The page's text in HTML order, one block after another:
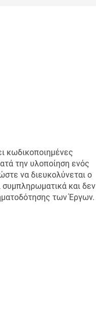
κωδικοποιημένες
την υλοποίηση ενός
να διευκολύνεται ο
και δεν
των Έργων.